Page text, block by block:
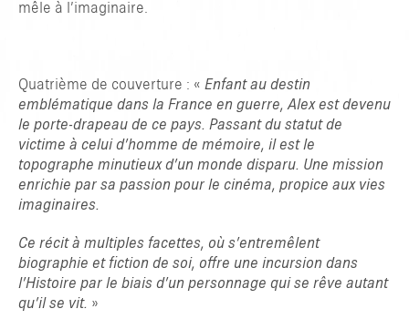
mêle à l’imaginaire.
Quatrième de couverture : « Enfant au destin
emblématique dans la France en guerre, Alex est devenu
le porte-drapeau de ce pays. Passant du statut de
victime à celui d’homme de mémoire, il est le
topographe minutieux d’un monde disparu. Une mission
enrichie par sa passion pour le cinéma, propice aux vies
imaginaires.
Ce récit à multiples facettes, où s’entremêlent
biographie et fiction de soi, offre une incursion dans
l’Histoire par le biais d’un personnage qui se rêve autant
qu’il se vit. »